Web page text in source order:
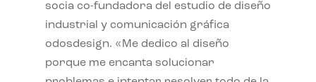
socia co-fundadora del estudio de diseño
industrial y comunicación gráfica
odosdesign. «Me dedico al diseño
porque me encanta solucionar